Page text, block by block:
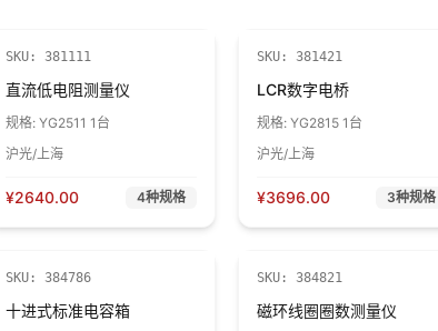
SKU:381111
直流低电阻测量仪
规格:YG2511 1台
沪光/上海
¥2640.00 4种规格
SKU: 381421
LCR数字电桥
规格: YG2815 1台
沪光/上海
¥3696.00 3种规格
SKU:384786
十进式标准电容箱
SKU: 384821
磁环线圈圈数测量仪